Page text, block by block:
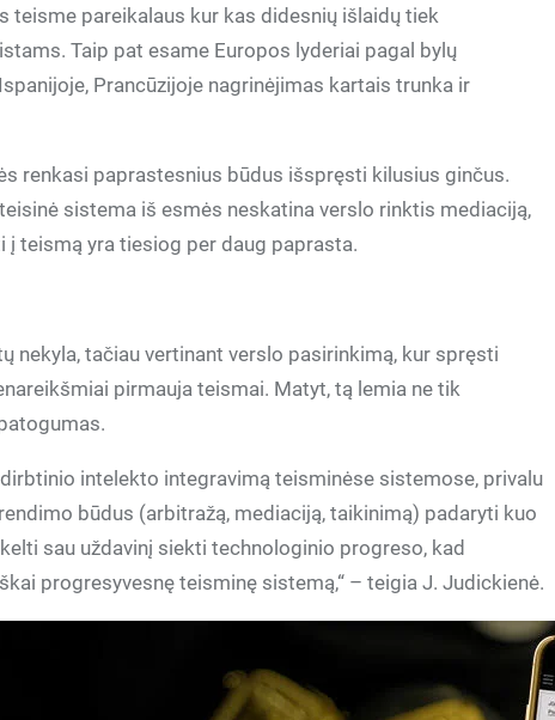
teisme pareikalaus kur kas didesnių išlaidų tiek
Taip pat esame Europos lyderiai pagal bylų
Prancūzijoje nagrinėjimas kartais trunka ir
renkasi paprastesnius būdus išspręsti kilusius ginčus.
sistema iš esmės neskatina verslo rinktis mediaciją,
į teismą yra tiesiog per daug paprasta.
nekyla, tačiau vertinant verslo pasirinkimą, kur spręsti
pirmauja teismai. Matyt, tą lemia ne tik
intelekto integravimą teisminėse sistemose, privalu
būdus (arbitražą, mediaciją, taikinimą) padaryti kuo
sau uždavinį siekti technologinio progreso, kad
progresyvesnę teisminę sistemą,“ – teigia J. Judickienė.